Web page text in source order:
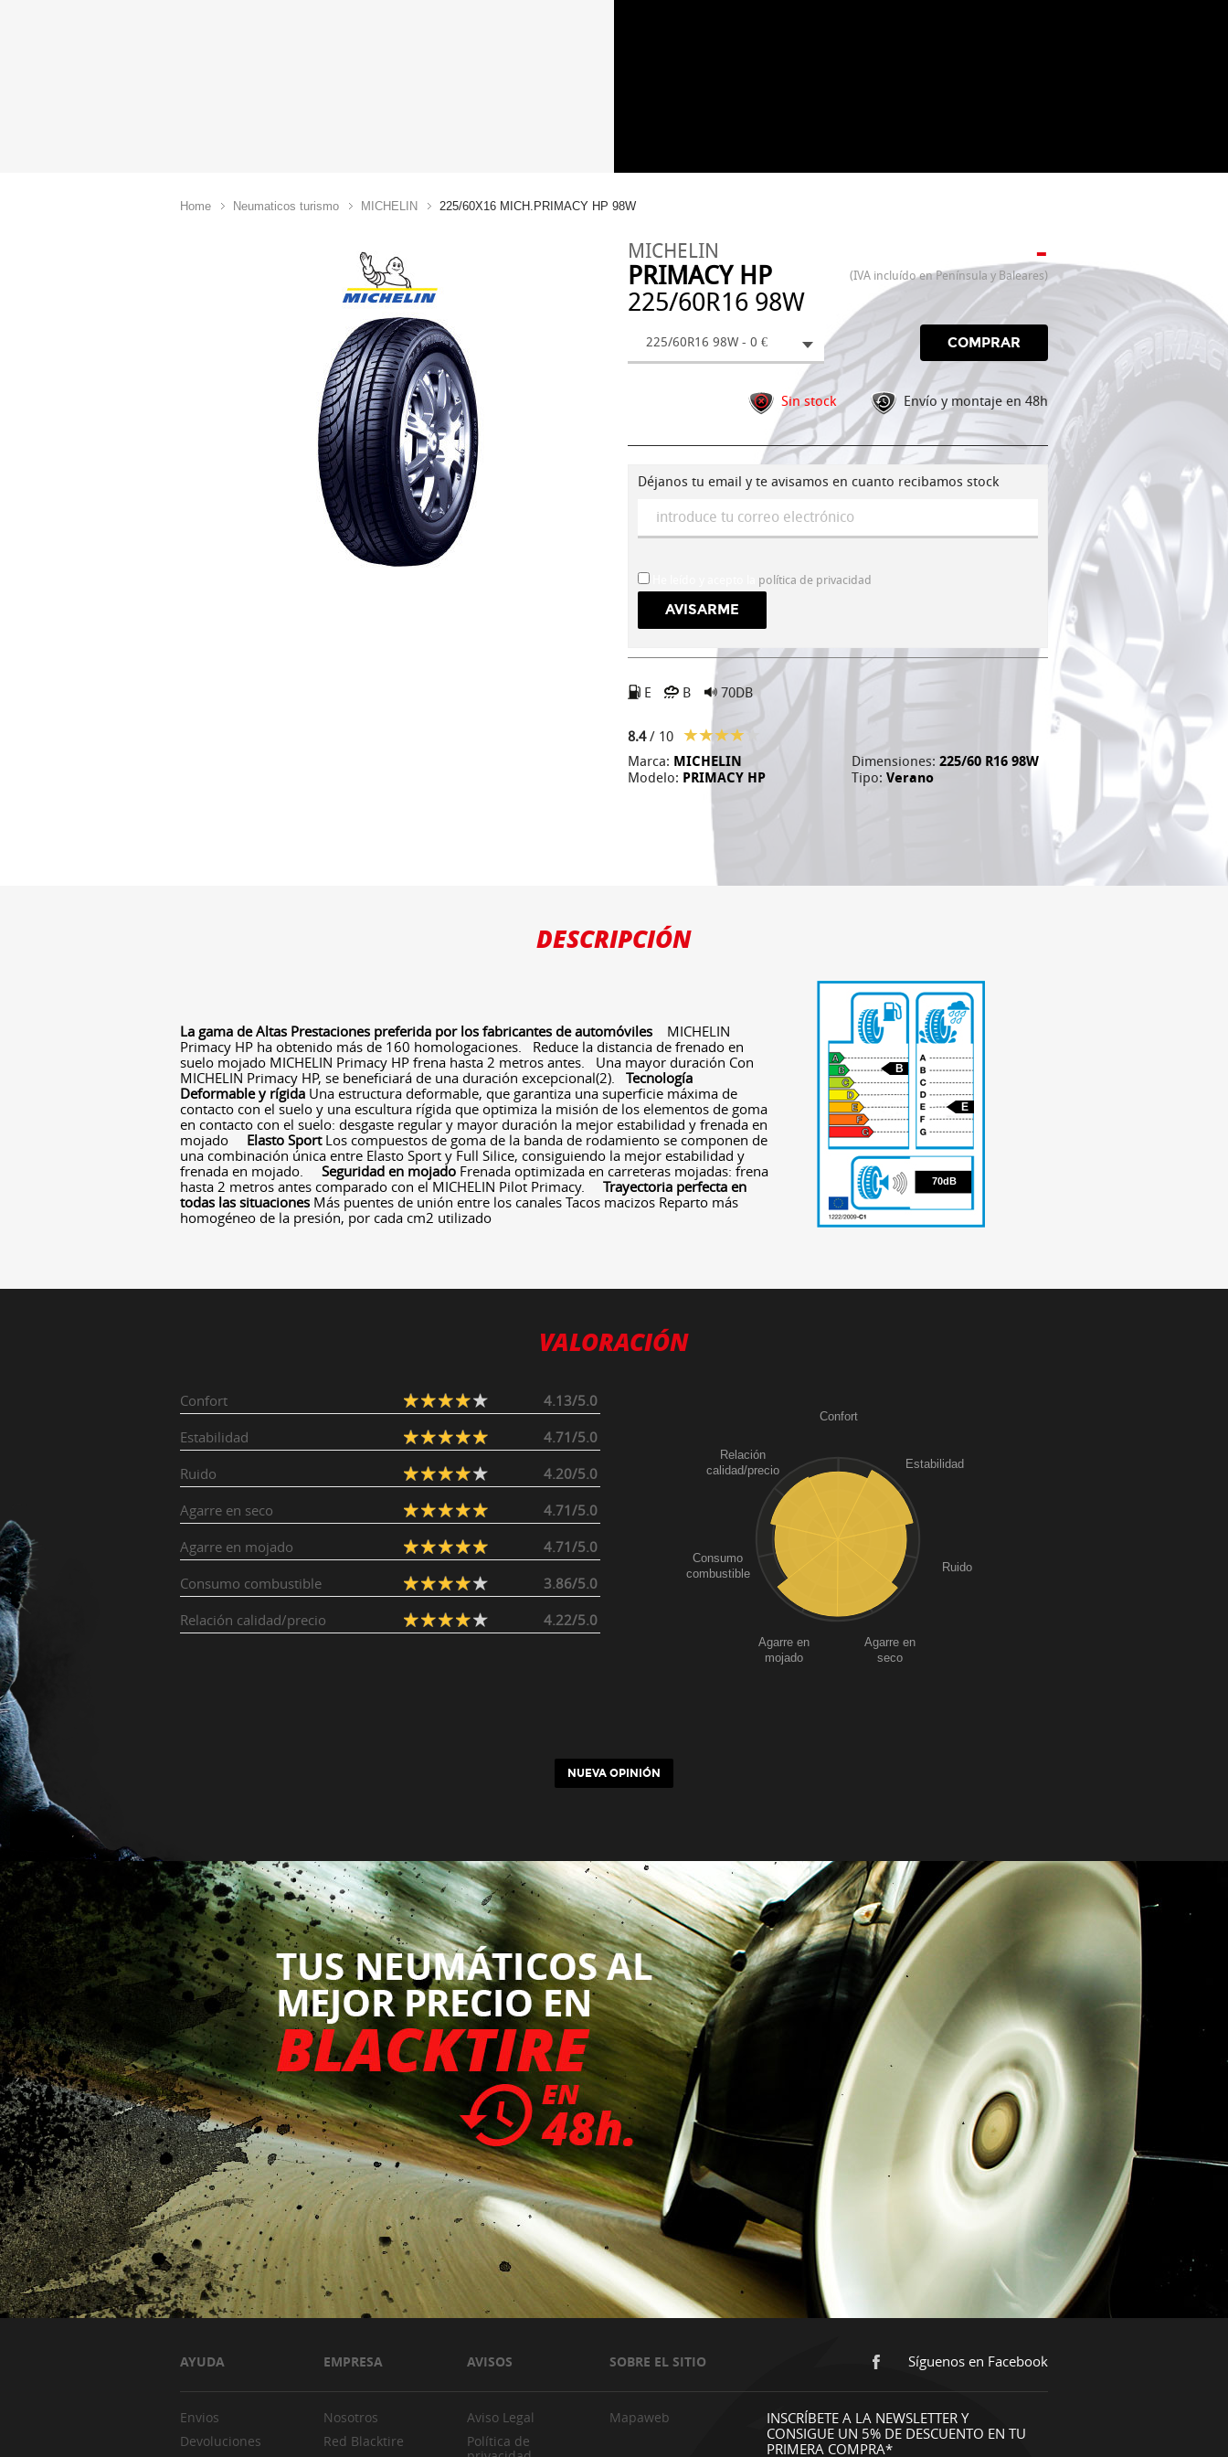
Home Neumaticos turismo MICHELIN 225/60X16 MICH.PRIMACY HP 98W
MICHELIN
PRIMACY HP
225/60R16 98W
-
(IVA incluído en Península y Baleares)
225/60R16 98W - 0 € COMPRAR
Sin stock Envío y montaje en 48h
Déjanos tu email y te avisamos en cuanto recibamos stock
política de privacidad
E B 70DB
8.4/ 10
Marca: MICHELIN
Modelo: PRIMACY HP
Dimensiones: 225/60 R16 98W
Tipo: Verano
DESCRIPCIÓN
La gama de Altas Prestaciones preferida por los fabricantes de automóviles
MICHELIN
Primacy HP ha obtenido más de 160 homologaciones. Reduce la distancia de frenado en
suelo mojado MICHELIN Primacy HP frena hasta 2 metros antes. Una mayor duración Con
MICHELIN Primacy HP, se beneficiará de una duración excepcional(2). Tecnología
Deformable y rígida Una estructura deformable, que garantiza una superficie máxima de
contacto con el suelo y una escultura rígida que optimiza la misión de los elementos de goma
en contacto con el suelo: desgaste regular y mayor duración la mejor estabilidad y frenada en
mojado Elasto SportLos compuestos de goma de la banda de rodamiento se componen de
una combinación única entre Elasto Sport y Full Silice, consiguiendo la mejor estabilidad y
frenada en mojado. Seguridad en mojado Frenada optimizada en carreteras mojadas: frena
hasta 2 metros antes comparado con el MICHELIN Pilot Primacy. Trayectoria perfecta en
todas las situaciones Más puentes de unión entre los canales Tacos macizos Reparto más
homogéneo de la presión, por cada cm2 utilizado
70
B
E
70dB
VALORACIÓN
Confort
4.13/5.0
Estabilidad
4.71/5.0
Ruido
4.20/5.0
Agarre en seco
4.71/5.0
Agarre en mojado
4.71/5.0
Consumo combustible
3.86/5.0
Relación calidad/precio
4.22/5.0
Confort
Estabilidad
Ruido
Agarre en
seco
Agarre en
mojado
Consumo
combustible
Relación
calidad/precio
NUEVA OPINIÓN
AYUDA EMPRESA AVISOS SOBRE EL SITIO Síguenos en Facebook
Envios
Devoluciones
Nosotros
Red Blacktire
Aviso Legal
Política de
Mapaweb
INSCRÍBETE A LA NEWSLETTER Y
CONSIGUE UN 5% DE DESCUENTO EN TU
PRIMERA COMPRA*